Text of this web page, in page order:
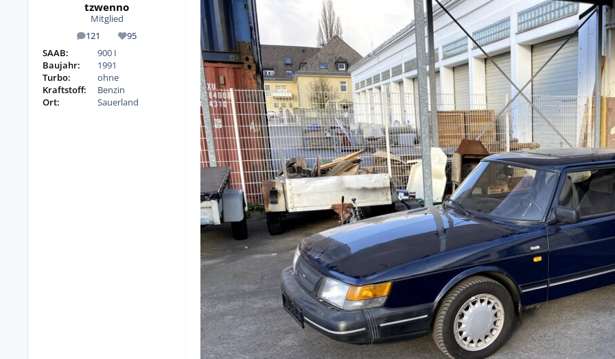
tzwenno
Mitglied
121
Beiträge 95
Reputation
SAAB:
900 I
Baujahr:
1991
Turbo:
ohne
Kraftstoff:
Benzin
Ort:
Sauerland